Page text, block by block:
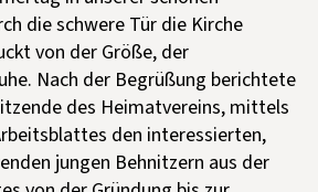
die schwere Tür die Kirche
von der Größe, der
Nach der Begrüßung berichtete
des Heimatvereins, mittels
den interessierten,
jungen Behnitzern aus der